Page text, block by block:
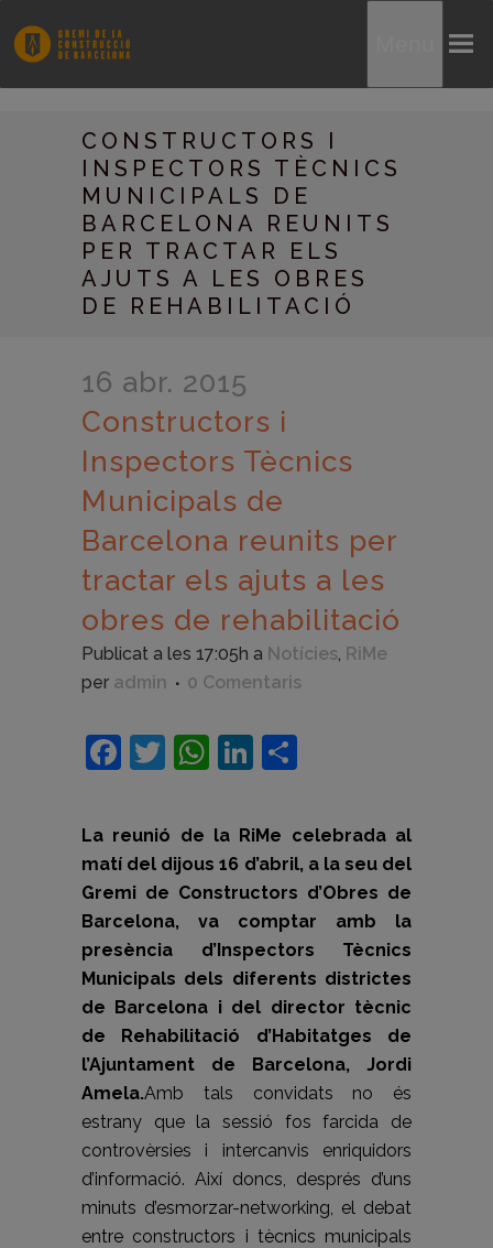
CONSTRUCTORS I
INSPECTORS TÈCNICS
MUNICIPALS DE
BARCELONA REUNITS
PER TRACTAR ELS
AJUTS A LES OBRES
DE REHABILITACIÓ
16 abr. 2015
Constructors i
Inspectors Tècnics
Municipals de
Barcelona reunits per
tractar els ajuts a les
obres de rehabilitació
Publicat a les 17:05h a Notícies, RiMe
per admin 0 Comentaris
Facebook
Twitter
WhatsApp
LinkedIn
La reunió de la RiMe celebrada al
matí del dijous 16 d’abril, a la seu del
Gremi de Constructors d’Obres de
Barcelona, va comptar amb la
presència d’Inspectors Tècnics
Municipals dels diferents districtes
de Barcelona i del director tècnic
de Rehabilitació d’Habitatges de
l’Ajuntament de Barcelona, Jordi
Amela.Amb tals convidats no és
estrany que la sessió fos farcida de
controvèrsies i intercanvis enriquidors
d’informació. Així doncs, després d’uns
minuts d’esmorzar-networking, el debat
entre constructors i tècnics municipals